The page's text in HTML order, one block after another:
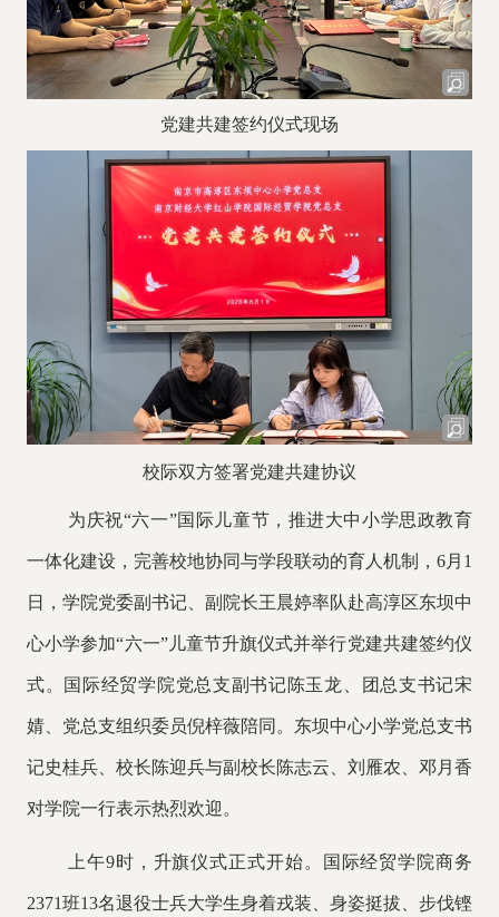
党建共建签约仪式现场
校际双方签署党建共建协议
为庆祝“六一”国际儿童节，推进大中小学思政教育
一体化建设，完善校地协同与学段联动的育人机制，6月1
日，学院党委副书记、副院长王晨婷率队赴高淳区东坝中
心小学参加“六一”儿童节升旗仪式并举行党建共建签约仪
式。国际经贸学院党总支副书记陈玉龙、团总支书记宋
婧、党总支组织委员倪梓薇陪同 。东坝中心小学党总支书
记史桂兵、校长陈迎兵与副校长陈志云、刘雁农、邓月香
对学院一行表示热烈欢迎。
上午9时，升旗仪式正式开始。国际经贸学院商务
2371班13名退役士兵大学生身着戎装、身姿挺拔、步伐铿